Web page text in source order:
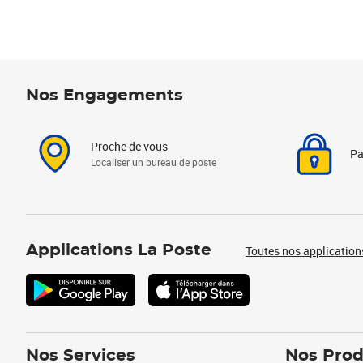
Nos Engagements
Proche de vous
Localiser un bureau de poste
Applications La Poste Toutes nos
Nos Services Nos